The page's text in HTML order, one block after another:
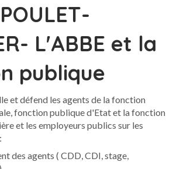
L'ABBE et la
publique
et défend les agents de la fonction
fonction publique d'Etat et la fonction
et les employeurs publics sur les
des agents ( CDD, CDI, stage,